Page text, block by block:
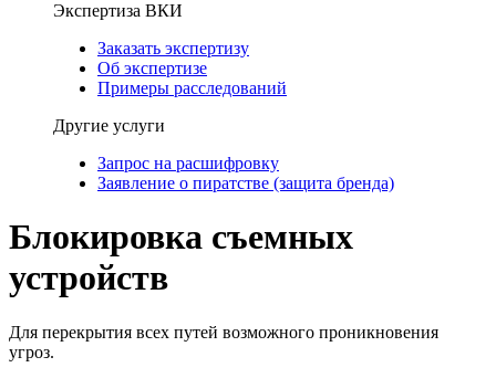
Экспертиза ВКИ
Заказать экспертизу
Об экспертизе
Примеры расследований
Другие услуги
Запрос на расшифровку
Заявление о пиратстве (защита бренда)
Блокировка съемных
устройств
Для перекрытия всех путей возможного проникновения
угроз.